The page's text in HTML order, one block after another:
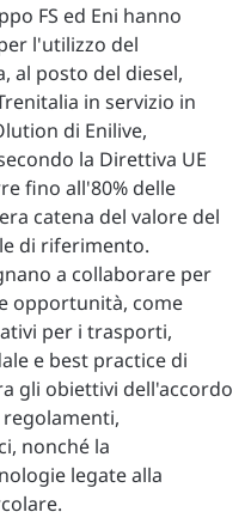
FS ed Eni hanno
l'utilizzo del
al posto del diesel,
in servizio in
di Enilive,
la Direttiva UE
fino all'80% delle
catena del valore del
di riferimento.
a collaborare per
opportunità, come
per i trasporti,
e best practice di
gli obiettivi dell'accordo
nonché la
legate alla